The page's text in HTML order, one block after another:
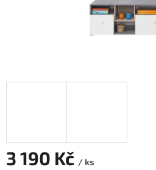
3 190 Kč / ks